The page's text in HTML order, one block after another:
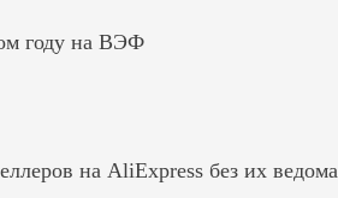
году на ВЭФ
на AliExpress без их ведома